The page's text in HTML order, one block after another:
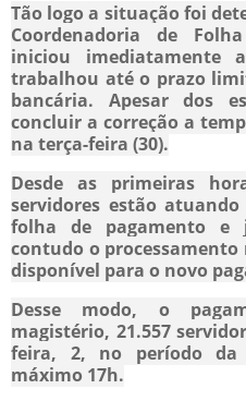
Tão logo a situação foi
Coordenadoria de
iniciou imediatamente
trabalhou até o prazo
bancária. Apesar dos
concluir a correção a
na terça-feira (30).
Desde as primeiras
servidores estão
folha de pagamento e
contudo o
disponível para o novo
Desse modo, o
magistério, 21.557
feira, 2, no período
máximo 17h.